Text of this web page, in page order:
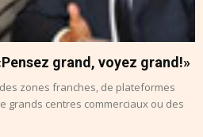
grand, voyez grand!»
zones franches, de plateformes
grands centres commerciaux ou des